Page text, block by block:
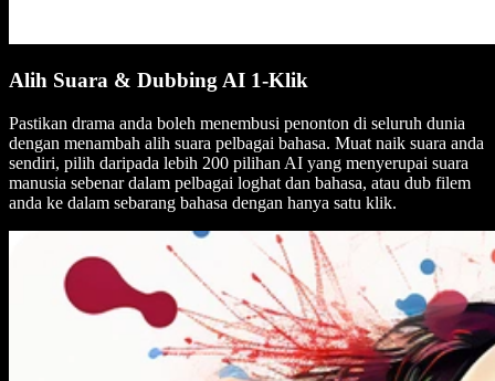
Alih Suara & Dubbing AI 1-Klik
Pastikan drama anda boleh menembusi penonton di seluruh dunia
dengan menambah alih suara pelbagai bahasa. Muat naik suara anda
sendiri, pilih daripada lebih 200 pilihan AI yang menyerupai suara
manusia sebenar dalam pelbagai loghat dan bahasa, atau dub filem
anda ke dalam sebarang bahasa dengan hanya satu klik.